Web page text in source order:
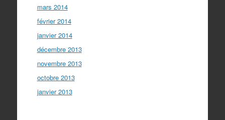
mars 2014
février 2014
janvier 2014
décembre 2013
novembre 2013
octobre 2013
janvier 2013